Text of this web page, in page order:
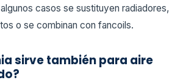
casos se sustituyen radiadores,
o se combinan con fancoils.
sirve también para aire